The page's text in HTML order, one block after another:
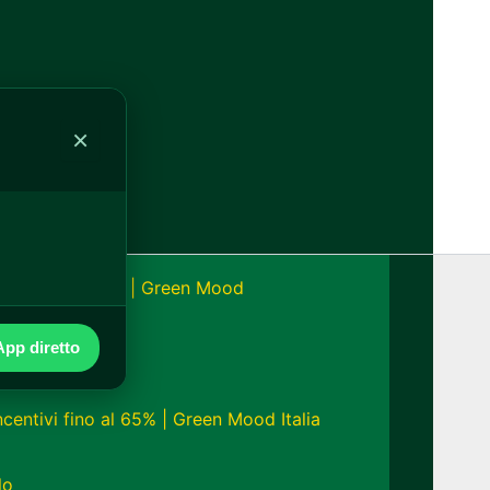
×
diretto
fino a 24h | Green Mood
fino al 65% | Green Mood Italia